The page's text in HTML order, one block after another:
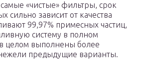
«чистые» фильтры, срок
сильно зависит от качества
99,97% примесных частиц,
систему в полном
целом выполнены более
предыдущие варианты.